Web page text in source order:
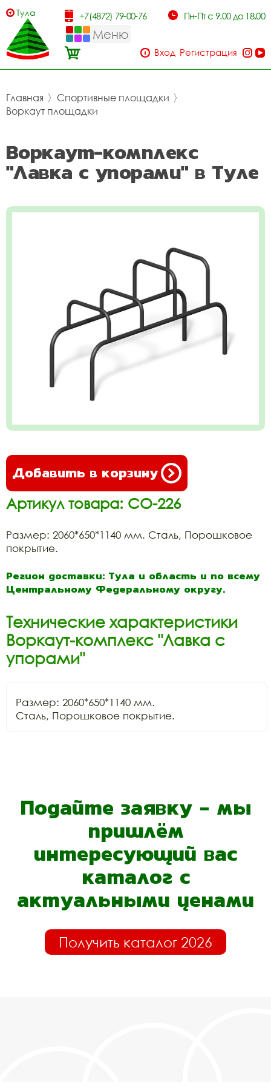
Тула +7(4872) 79-00-76 Пн-Пт с 9.00 до 18.00
Меню
Вход Регистрация
Главная 〉 Спортивные площадки 〉
Воркаут площадки
Воркаут-комплекс
"Лавка с упорами" в Туле
Добавить в корзину
Артикул товара: СО-226
Размер: 2060*650*1140 мм. Сталь, Порошковое
покрытие.
Регион доставки: Тула и область и по всему
Центральному Федеральному округу.
Технические характеристики
Воркаут-комплекс "Лавка с
упорами"
Размер: 2060*650*1140 мм.
Сталь, Порошковое покрытие.
Подайте заявку - мы
пришлём
интересующий вас
каталог с
актуальными ценами
Получить каталог 2026